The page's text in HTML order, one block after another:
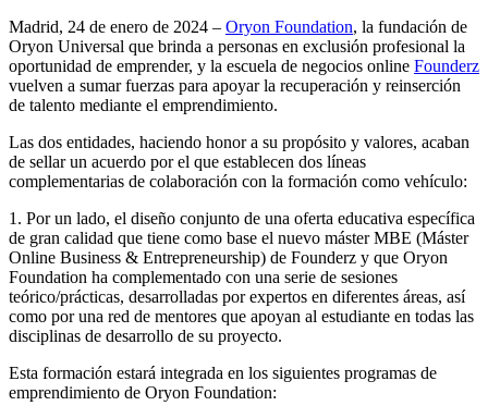
Madrid, 24 de enero de 2024 – Oryon Foundation, la fundación de
Oryon Universal que brinda a personas en exclusión profesional la
oportunidad de emprender, y la escuela de negocios online Founderz
vuelven a sumar fuerzas para apoyar la recuperación y reinserción
de talento mediante el emprendimiento.
Las dos entidades, haciendo honor a su propósito y valores, acaban
de sellar un acuerdo por el que establecen dos líneas
complementarias de colaboración con la formación como vehículo:
1. Por un lado, el diseño conjunto de una oferta educativa específica
de gran calidad que tiene como base el nuevo máster MBE (Máster
Online Business & Entrepreneurship) de Founderz y que Oryon
Foundation ha complementado con una serie de sesiones
teórico/prácticas, desarrolladas por expertos en diferentes áreas, así
como por una red de mentores que apoyan al estudiante en todas las
disciplinas de desarrollo de su proyecto.
Esta formación estará integrada en los siguientes programas de
emprendimiento de Oryon Foundation: